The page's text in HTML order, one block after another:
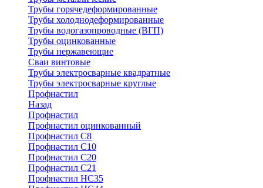
Трубы горячедеформированные
Трубы холоднодеформированные
Трубы водогазопроводные (ВГП)
Трубы оцинкованные
Трубы нержавеющие
Сваи винтовые
Трубы электросварные квадратные
Трубы электросварные круглые
Профнастил
Назад
Профнастил
Профнастил оцинкованный
Профнастил С8
Профнастил С10
Профнастил С20
Профнастил С21
Профнастил НС35